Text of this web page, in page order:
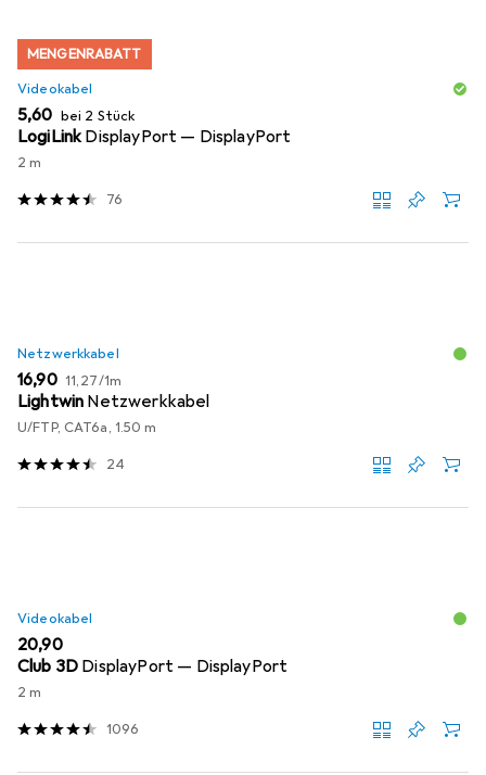
MENGENRABATT
Videokabel
EUR
5,60 bei 2 Stück
LogiLinkDisplayPort — DisplayPort
2 m
76
Netzwerkkabel
EUR
16,90 EUR
11,27/1m
Lightwin Netzwerkkabel
U/FTP, CAT6a, 1.50 m
24
Videokabel
EUR
20,90
Club 3D DisplayPort — DisplayPort
2 m
1096